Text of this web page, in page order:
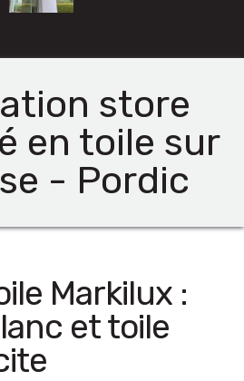
store
en toile sur
- Pordic
Markilux :
et toile